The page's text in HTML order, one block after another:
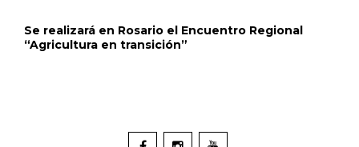
Se realizará en Rosario el Encuentro Regional
“Agricultura en transición”